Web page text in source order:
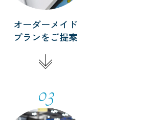
オーダーメイド
プランをご提案
03